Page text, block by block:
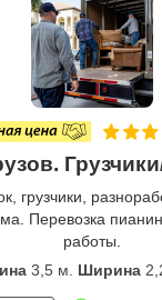
грузчики,
Перевозка
работы.
3,5 м. Ширина